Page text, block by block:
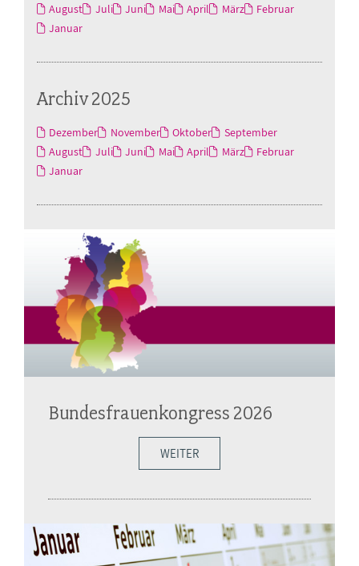
August Juli Juni Mai April März
Februar
Januar
Archiv 2025
Dezember November Oktober
September
August
Juli Juni Mai April März
Februar
Januar
Bundesfrauenkongress 2026
WEITER